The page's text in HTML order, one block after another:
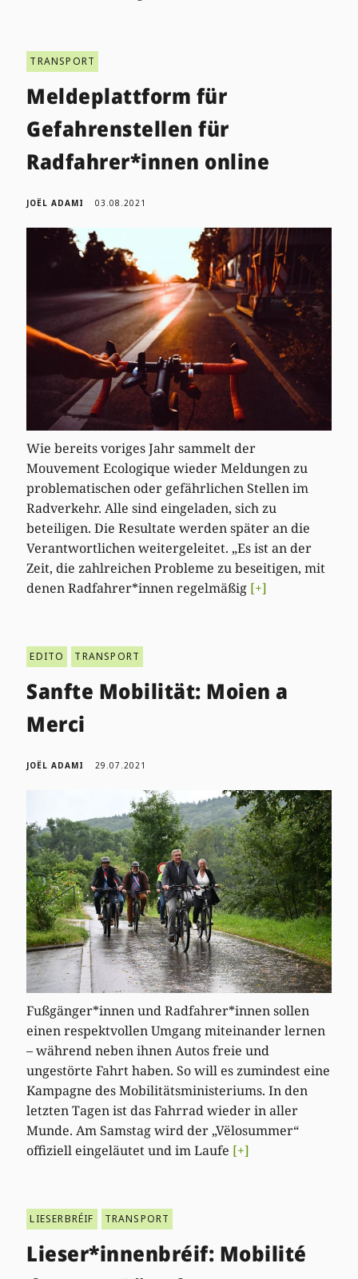
TRANSPORT
Meldeplattform für
Gefahrenstellen für
Radfahrer*innen online
JOËL ADAMI 03.08.2021
Wie bereits voriges Jahr sammelt der
Mouvement Ecologique wieder Meldungen zu
problematischen oder gefährlichen Stellen im
Radverkehr. Alle sind eingeladen, sich zu
beteiligen. Die Resultate werden später an die
Verantwortlichen weitergeleitet. „Es ist an der
Zeit, die zahlreichen Probleme zu beseitigen, mit
denen Radfahrer*innen regelmäßig [+]
EDITO TRANSPORT
Sanfte Mobilität: Moien a
Merci
JOËL ADAMI 29.07.2021
Fußgänger*innen und Radfahrer*innen sollen
einen respektvollen Umgang miteinander lernen
– während neben ihnen Autos freie und
ungestörte Fahrt haben. So will es zumindest eine
Kampagne des Mobilitätsministeriums. In den
letzten Tagen ist das Fahrrad wieder in aller
Munde. Am Samstag wird der „Vëlosummer“
offiziell eingeläutet und im Laufe [+]
LIESERBRÉIF TRANSPORT
Lieser*innenbréif: Mobilité